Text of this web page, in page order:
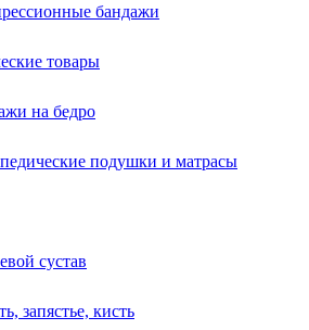
бандажи
товары
на бедро
подушки и матрасы
сустав
запястье, кисть